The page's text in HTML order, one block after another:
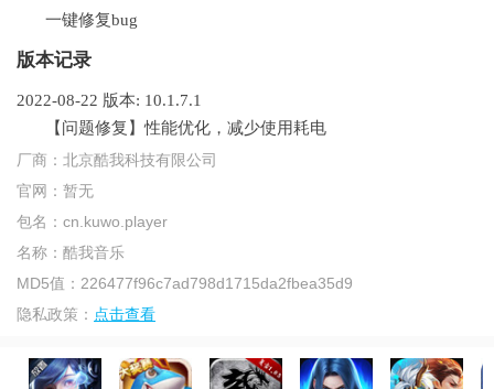
一键修复bug
版本记录
2022-08-22 版本: 10.1.7.1
【问题修复】性能优化，减少使用耗电
厂商： 北京酷我科技有限公司
官网： 暂无
包名： cn.kuwo.player
名称： 酷我音乐
MD5值： 226477f96c7ad798d1715da2fbea35d9
隐私政策： 点击查看